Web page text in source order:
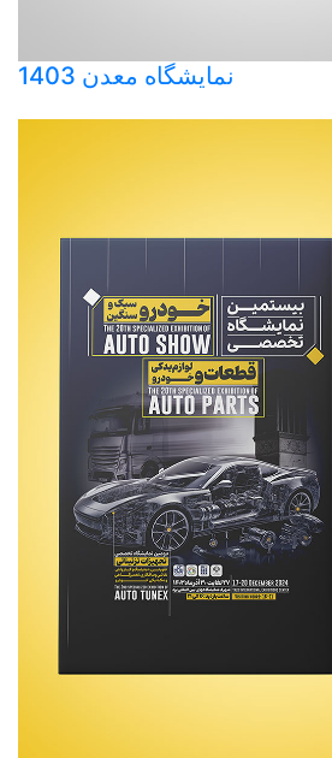
نمایشگاه معدن 1403